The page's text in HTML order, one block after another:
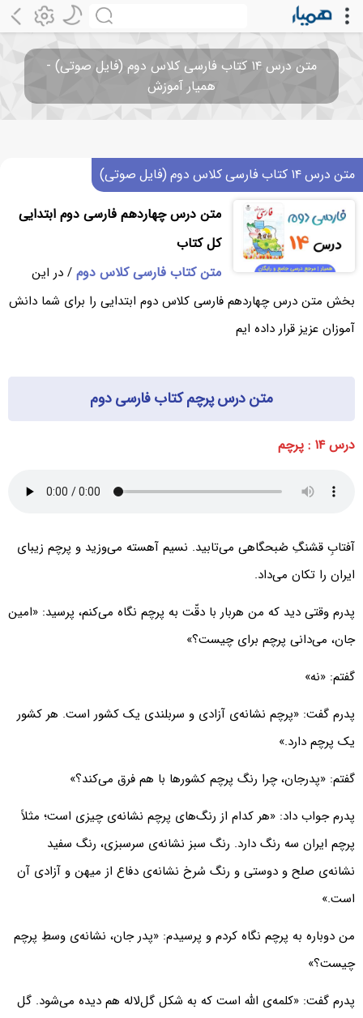
متن درس ۱۴ کتاب فارسی کلاس دوم (فایل صوتی) -
همیار آموزش
متن درس ۱۴ کتاب فارسی کلاس دوم (فایل صوتی)
متن درس چهاردهم فارسی دوم ابتدایی
کل کتاب
متن کتاب فارسی کلاس دوم/ در این
بخش متن درس چهاردهم فارسی کلاس دوم ابتدایی را برای شما دانش
آموزان عزیز قرار داده ایم
متن درس پرچم کتاب فارسی دوم
درس ۱۴ : پرچم
آفتابِ قشنگِ صُبحگاهی می‌تابید. نسیم آهسته می‌وزید و پرچم زیبای
ایران را تکان می‌داد.
پدرم وقتی دید که من هربار با دقّت به پرچم نگاه می‌کنم، پرسید: «امین
جان، می‌دانی پرچم برای چیست؟»
گفتم: «نه»
پدرم گفت: «پرچم نشانه‌ی آزادی و سربلندی یک کشور است. هر کشور
یک پرچم دارد.»
گفتم: «پدرجان، چرا رنگ پرچم کشورها با هم فرق می‌کند؟»
پدرم جواب داد: «هر کدام از رنگ‌های پرچم نشانه‌ی چیزی است؛ مثلاً
پرچم ایران سه رنگ دارد. رنگ سبز نشانه‌ی سرسبزی، رنگ سفید
نشانه‌ی صلح و دوستی و رنگ سُرخ نشانه‌ی دفاع از میهن و آزادی آن
است.»
من دوباره به پرچم نگاه کردم و پرسیدم: «پدر جان، نشانه‌ی وسطِ پرچم
چیست؟»
پدرم گفت: «کلمه‌ی اللّه است که به شکل گل‌لاله هم دیده می‌شود. گل